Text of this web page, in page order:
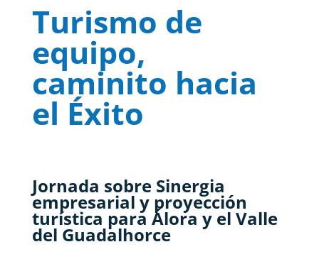
Turismo de
equipo,
caminito hacia
el Éxito
Jornada sobre Sinergia
empresarial y proyección
turística para Álora y el Valle
del Guadalhorce